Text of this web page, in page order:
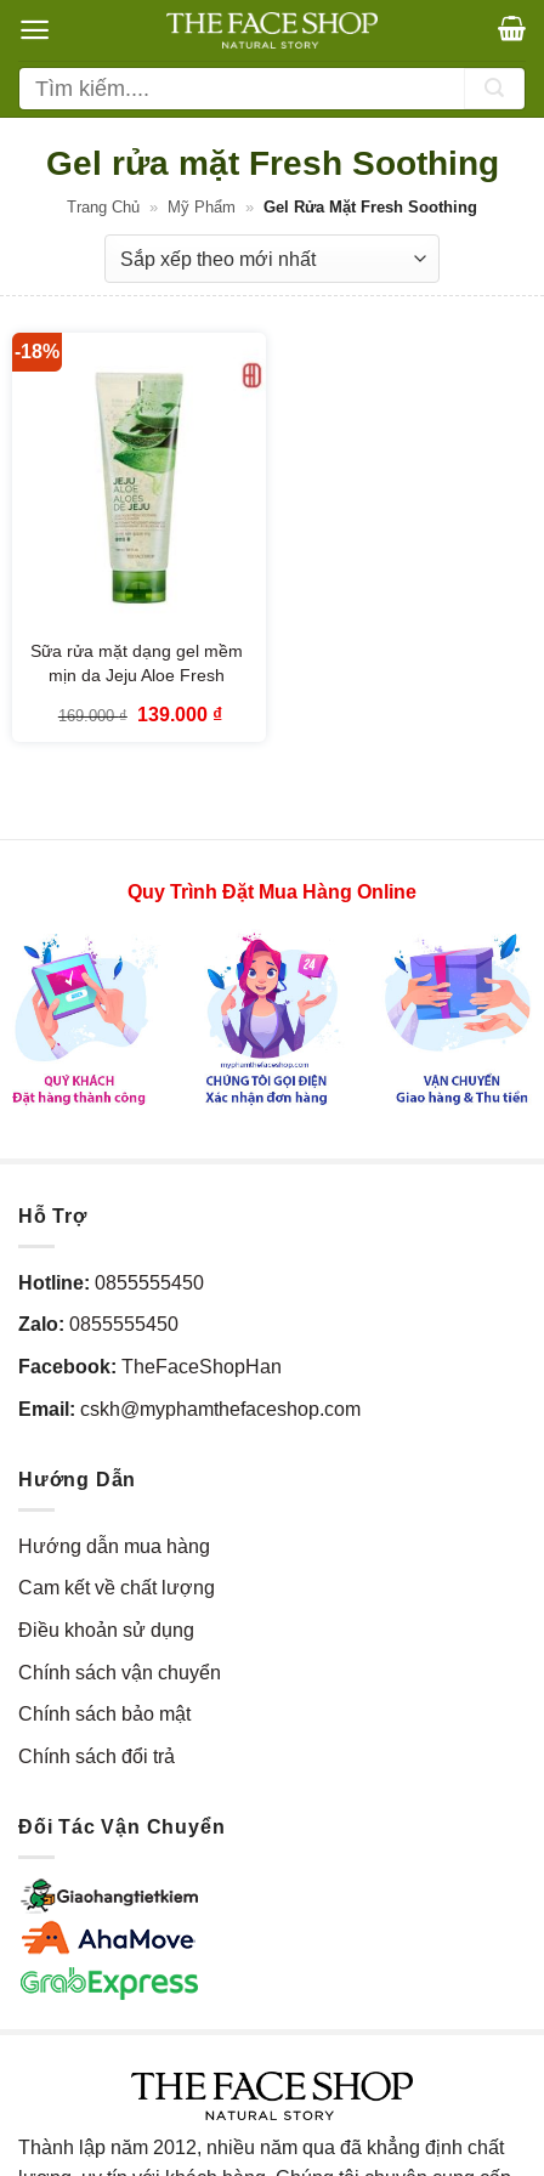
qua
nội
dung
Tìm
kiếm:
Gel rửa mặt Fresh Soothing
Trang Chủ » Mỹ Phẩm » Gel Rửa Mặt Fresh Soothing
-18%
Sữa rửa mặt dạng gel mềm
mịn da Jeju Aloe Fresh
Face Shop (150ml)
169.000₫
Giá
139.000 ₫Giá
Quy Trình Đặt Mua Hàng Online
Hỗ Trợ
Hotline: 0855555450
Zalo: 0855555450
Facebook: TheFaceShopHan
Email: cskh@myphamthefaceshop.com
Hướng Dẫn
Hướng dẫn mua hàng
Cam kết về chất lượng
Điều khoản sử dụng
Chính sách vận chuyển
Chính sách bảo mật
Chính sách đổi trả
Đối Tác Vận Chuyển
Thành lập năm 2012, nhiều năm qua đã khẳng định chất